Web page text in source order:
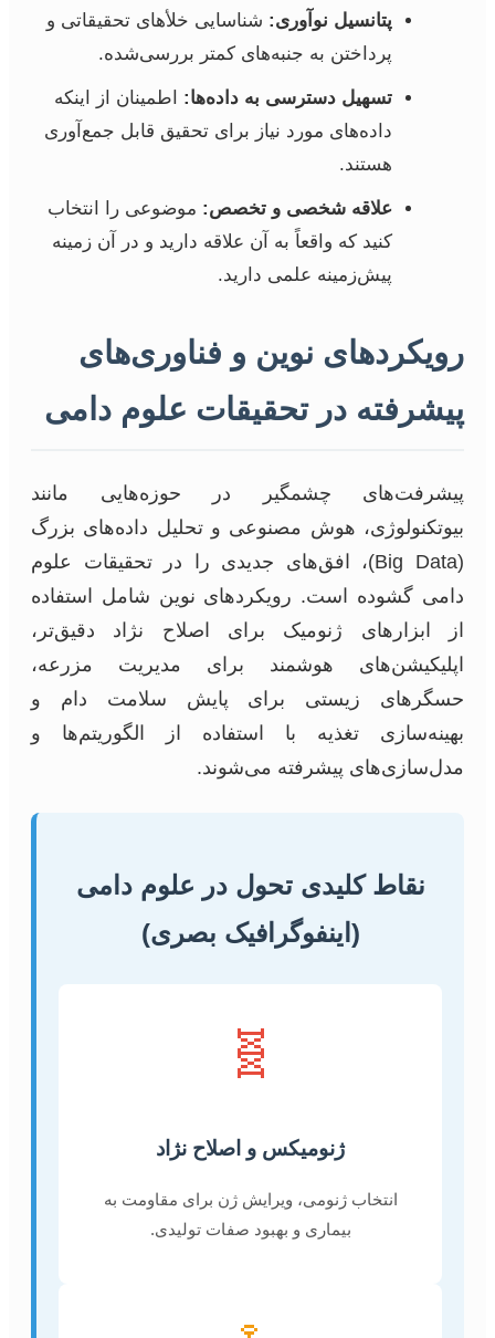
پتانسیل نوآوری: شناسایی خلأهای تحقیقاتی و
پرداختن به جنبه‌های کمتر بررسی‌شده.
تسهیل دسترسی به داده‌ها: اطمینان از اینکه
داده‌های مورد نیاز برای تحقیق قابل جمع‌آوری
هستند.
علاقه شخصی و تخصص: موضوعی را انتخاب
کنید که واقعاً به آن علاقه دارید و در آن زمینه
پیش‌زمینه علمی دارید.
رویکردهای نوین و فناوری‌های
پیشرفته در تحقیقات علوم دامی
پیشرفت‌های چشمگیر در حوزه‌هایی مانند
بیوتکنولوژی، هوش مصنوعی و تحلیل داده‌های بزرگ
(Big Data)، افق‌های جدیدی را در تحقیقات علوم
دامی گشوده است. رویکردهای نوین شامل استفاده
از ابزارهای ژنومیک برای اصلاح نژاد دقیق‌تر،
اپلیکیشن‌های هوشمند برای مدیریت مزرعه،
حسگرهای زیستی برای پایش سلامت دام و
بهینه‌سازی تغذیه با استفاده از الگوریتم‌ها و
مدل‌سازی‌های پیشرفته می‌شوند.
نقاط کلیدی تحول در علوم دامی
(اینفوگرافیک بصری)
🧬
ژنومیکس و اصلاح نژاد
انتخاب ژنومی، ویرایش ژن برای مقاومت به
بیماری و بهبود صفات تولیدی.